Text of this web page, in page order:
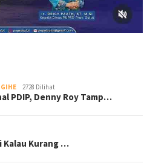
2728 Dilihat
PDIP, Denny Roy Tamp…
Kalau Kurang …